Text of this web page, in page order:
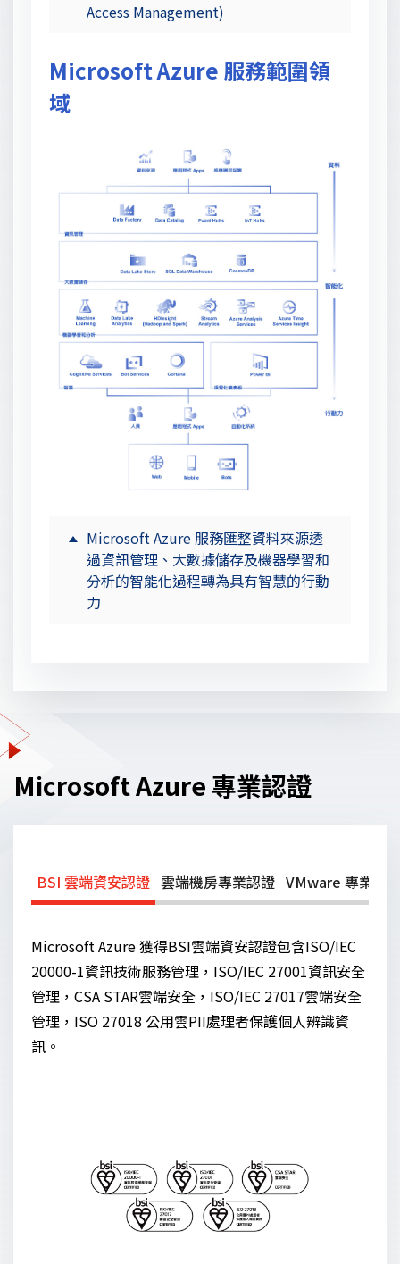
Access Management)
Microsoft Azure 服務範圍領
域
Microsoft Azure 服務匯整資料來源透
過資訊管理、大數據儲存及機器學習和
分析的智能化過程轉為具有智慧的行動
力
Microsoft Azure 專業認證
BSI 雲端資安認證 雲端機房專業認證 VMware 專業服
Microsoft Azure 獲得BSI雲端資安認證包含ISO/IEC
20000-1資訊技術服務管理，ISO/IEC 27001資訊安全
管理，CSA STAR雲端安全，ISO/IEC 27017雲端安全
管理，ISO 27018 公用雲PII處理者保護個人辨識資
訊。